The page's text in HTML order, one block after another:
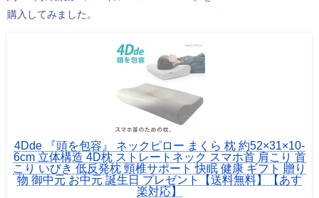
購入してみました。
4Dde 『頭を包容』 ネックピロー まくら 枕 約52×31×10-
6cm 立体構造 4D枕 ストレートネック スマホ首 肩こり 首
こり いびき 低反発枕 頸椎サポート 快眠 健康 ギフト 贈り
物 御中元 お中元 誕生日 プレゼント【送料無料】【あす
楽対応】